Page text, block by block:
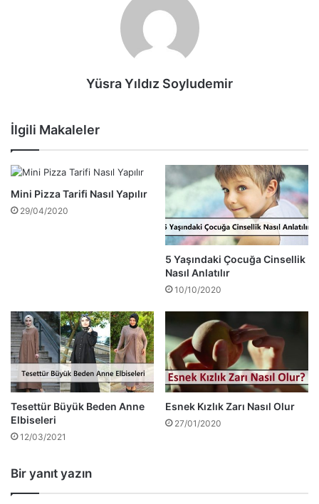
Yüsra Yıldız Soyludemir
İlgili Makaleler
Mini Pizza Tarifi Nasıl Yapılır
29/04/2020
5 Yaşındaki Çocuğa Cinsellik
Nasıl Anlatılır
10/10/2020
Tesettür Büyük Beden Anne
Elbiseleri
12/03/2021
Esnek Kızlık Zarı Nasıl Olur
27/01/2020
Bir yanıt yazın